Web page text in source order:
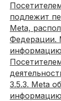
подлежит
Meta,
Федерации.
информацию
3.5.3. Meta